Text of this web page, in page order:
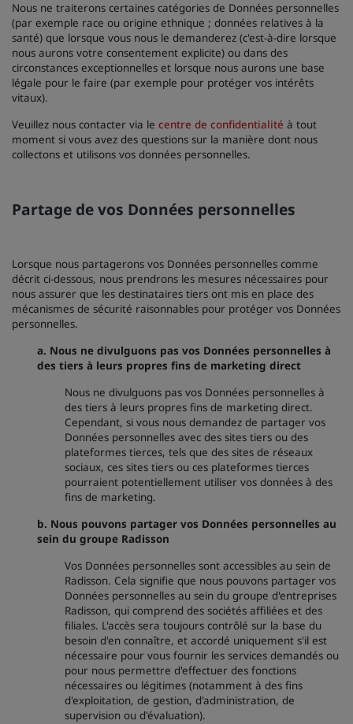
Nous ne traiterons certaines catégories de Données personnelles
(par exemple race ou origine ethnique ; données relatives à la
santé) que lorsque vous nous le demanderez (c'est-à-dire lorsque
nous aurons votre consentement explicite) ou dans des
circonstances exceptionnelles et lorsque nous aurons une base
légale pour le faire (par exemple pour protéger vos intérêts
vitaux).
Veuillez nous contacter via le centre de confidentialité à tout
moment si vous avez des questions sur la manière dont nous
collectons et utilisons vos données personnelles.
Partage de vos Données personnelles
Lorsque nous partagerons vos Données personnelles comme
décrit ci-dessous, nous prendrons les mesures nécessaires pour
nous assurer que les destinataires tiers ont mis en place des
mécanismes de sécurité raisonnables pour protéger vos Données
personnelles.
a. Nous ne divulguons pas vos Données personnelles à
des tiers à leurs propres fins de marketing direct
Nous ne divulguons pas vos Données personnelles à
des tiers à leurs propres fins de marketing direct.
Cependant, si vous nous demandez de partager vos
Données personnelles avec des sites tiers ou des
plateformes tierces, tels que des sites de réseaux
sociaux, ces sites tiers ou ces plateformes tierces
pourraient potentiellement utiliser vos données à des
fins de marketing.
b. Nous pouvons partager vos Données personnelles au
sein du groupe Radisson
Vos Données personnelles sont accessibles au sein de
Radisson. Cela signifie que nous pouvons partager vos
Données personnelles au sein du groupe d'entreprises
Radisson, qui comprend des sociétés affiliées et des
filiales. L'accès sera toujours contrôlé sur la base du
besoin d'en connaître, et accordé uniquement s'il est
nécessaire pour vous fournir les services demandés ou
pour nous permettre d'effectuer des fonctions
nécessaires ou légitimes (notamment à des fins
d'exploitation, de gestion, d'administration, de
supervision ou d'évaluation).